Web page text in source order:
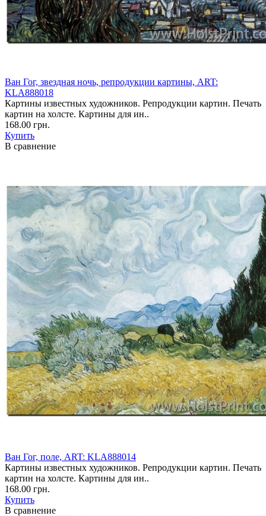
Ван Гог, звездная ночь, репродукции картины, ART:
KLA888018
Картины известных художников. Репродукции картин. Печать
картин на холсте. Картины для ин..
168.00 грн.
Купить
В сравнение
Ван Гог, поле, ART: KLA888014
Картины известных художников. Репродукции картин. Печать
картин на холсте. Картины для ин..
168.00 грн.
Купить
В сравнение